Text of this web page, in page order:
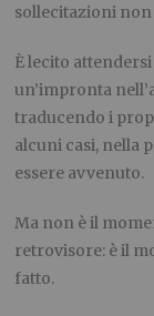
sollecitazioni
È lecito
un’impronta
traducendo i
alcuni casi, nella
essere avvenuto.
Ma non è il
retrovisore: è il
fatto.